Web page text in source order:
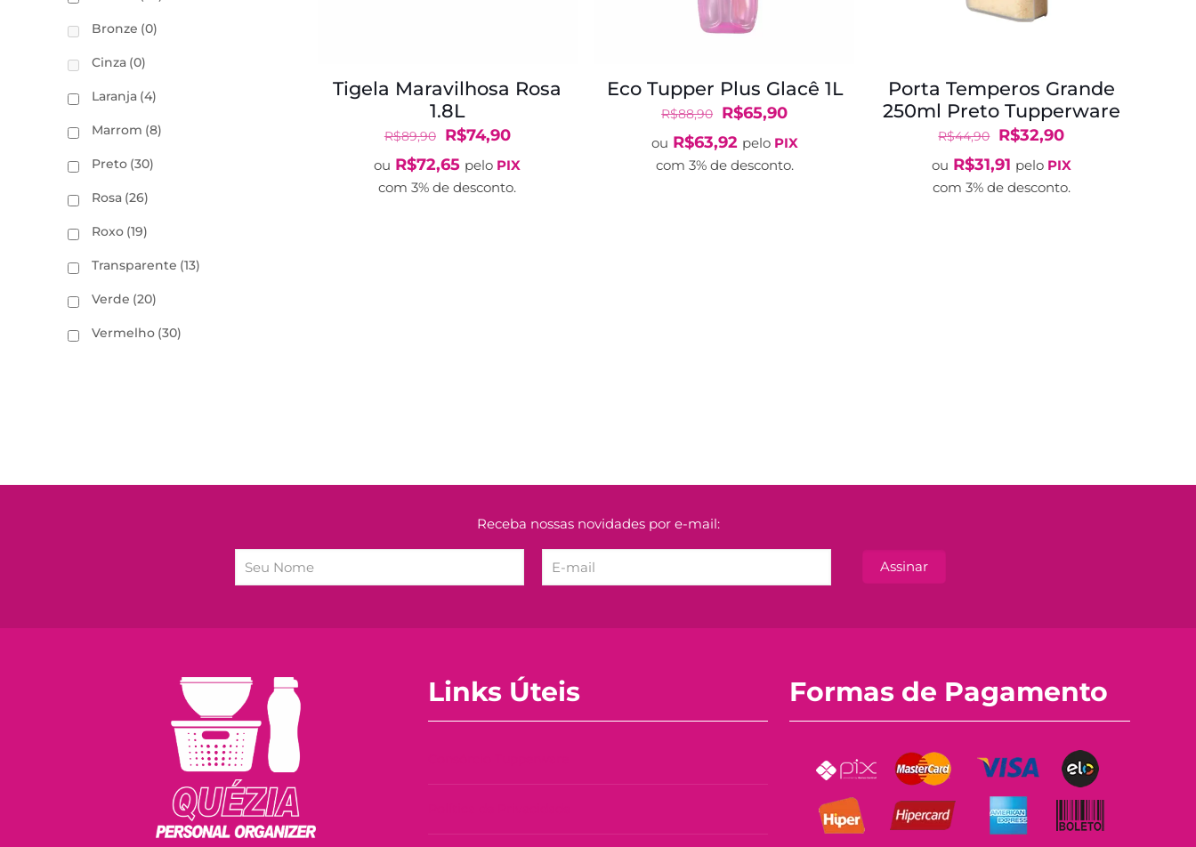
Tigela Maravilhosa Rosa
1.8L
R$89,90
O
preço
original
R$74,90O
preço
ou R$72,65 pelo PIX
com 3% de desconto.
Eco Tupper Plus Glacê 1L
R$88,90
O
preço
original
R$65,90O
preço
ou R$63,92 pelo PIX
com 3% de desconto.
Porta Temperos Grande
250ml Preto Tupperware
R$44,90 O
preço
original
R$32,90O
preço
ou R$31,91 pelo PIX
com 3% de desconto.
Bronze (0)
Cinza (0)
Laranja (4)
Marrom (8)
Preto (30)
Rosa (26)
Roxo (19)
Transparente (13)
Verde (20)
Vermelho (30)
Receba nossas novidades por e-mail:
Links Úteis Formas de Pagamento